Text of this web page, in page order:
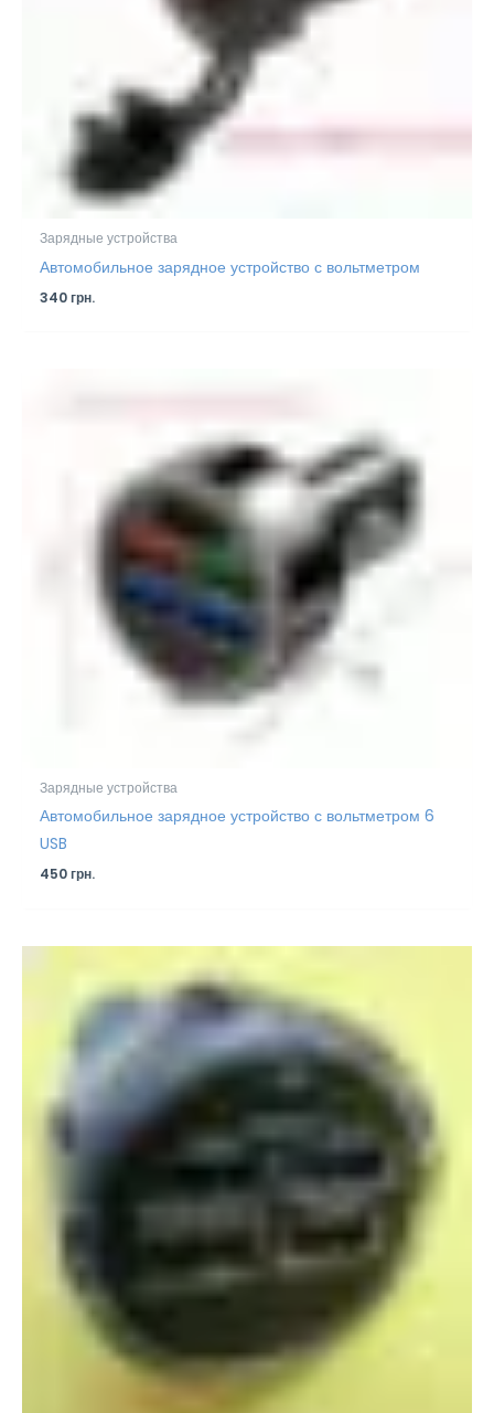
Зарядные устройства
Автомобильное зарядное устройство с вольтметром
340грн.
Зарядные устройства
Автомобильное зарядное устройство с вольтметром 6
USB
450грн.